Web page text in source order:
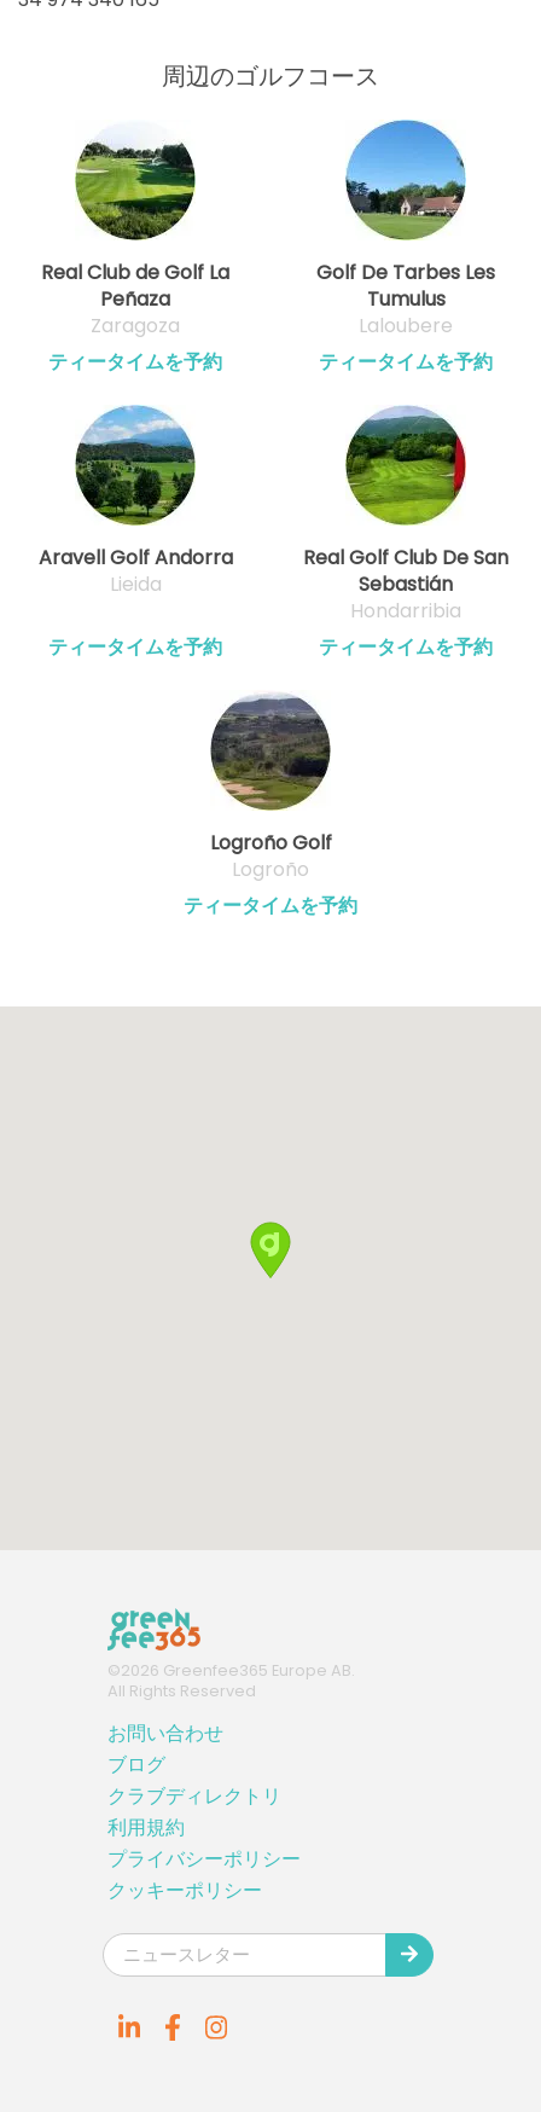
周辺のゴルフコース
Real Club de Golf La
Peñaza
Zaragoza
ティータイムを予約
Golf De Tarbes Les
Tumulus
Laloubere
ティータイムを予約
Aravell Golf Andorra
Lieida
ティータイムを予約
Real Golf Club De San
Sebastián
Hondarribia
ティータイムを予約
Logroño Golf
Logroño
ティータイムを予約
©2026 Greenfee365 Europe AB.
All Rights Reserved
お問い合わせ
ブログ
クラブディレクトリ
利用規約
プライバシーポリシー
クッキーポリシー